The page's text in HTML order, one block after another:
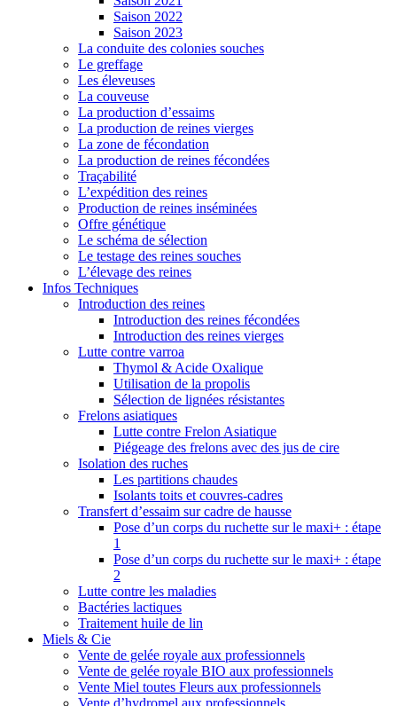
Saison 2022
Saison 2023
La conduite des colonies souches
Le greffage
Les éleveuses
La couveuse
La production d’essaims
La production de reines vierges
La zone de fécondation
La production de reines fécondées
Traçabilité
L’expédition des reines
Production de reines inséminées
Offre génétique
Le schéma de sélection
Le testage des reines souches
L’élevage des reines
Infos Techniques
Introduction des reines
Introduction des reines fécondées
Introduction des reines vierges
Lutte contre varroa
Thymol & Acide Oxalique
Utilisation de la propolis
Sélection de lignées résistantes
Frelons asiatiques
Lutte contre Frelon Asiatique
Piégeage des frelons avec des jus de cire
Isolation des ruches
Les partitions chaudes
Isolants toits et couvres-cadres
Transfert d’essaim sur cadre de hausse
Pose d’un corps du ruchette sur le maxi+ : étape
1
Pose d’un corps du ruchette sur le maxi+ : étape
2
Lutte contre les maladies
Bactéries lactiques
Traitement huile de lin
Miels & Cie
Vente de gelée royale aux professionnels
Vente de gelée royale BIO aux professionnels
Vente Miel toutes Fleurs aux professionnels
Vente d’hydromel aux professionnels